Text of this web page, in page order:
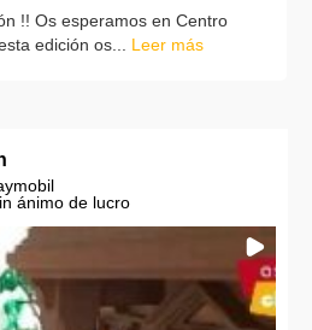
!! Os esperamos en Centro
edición os... Leer más
ánimo de lucro